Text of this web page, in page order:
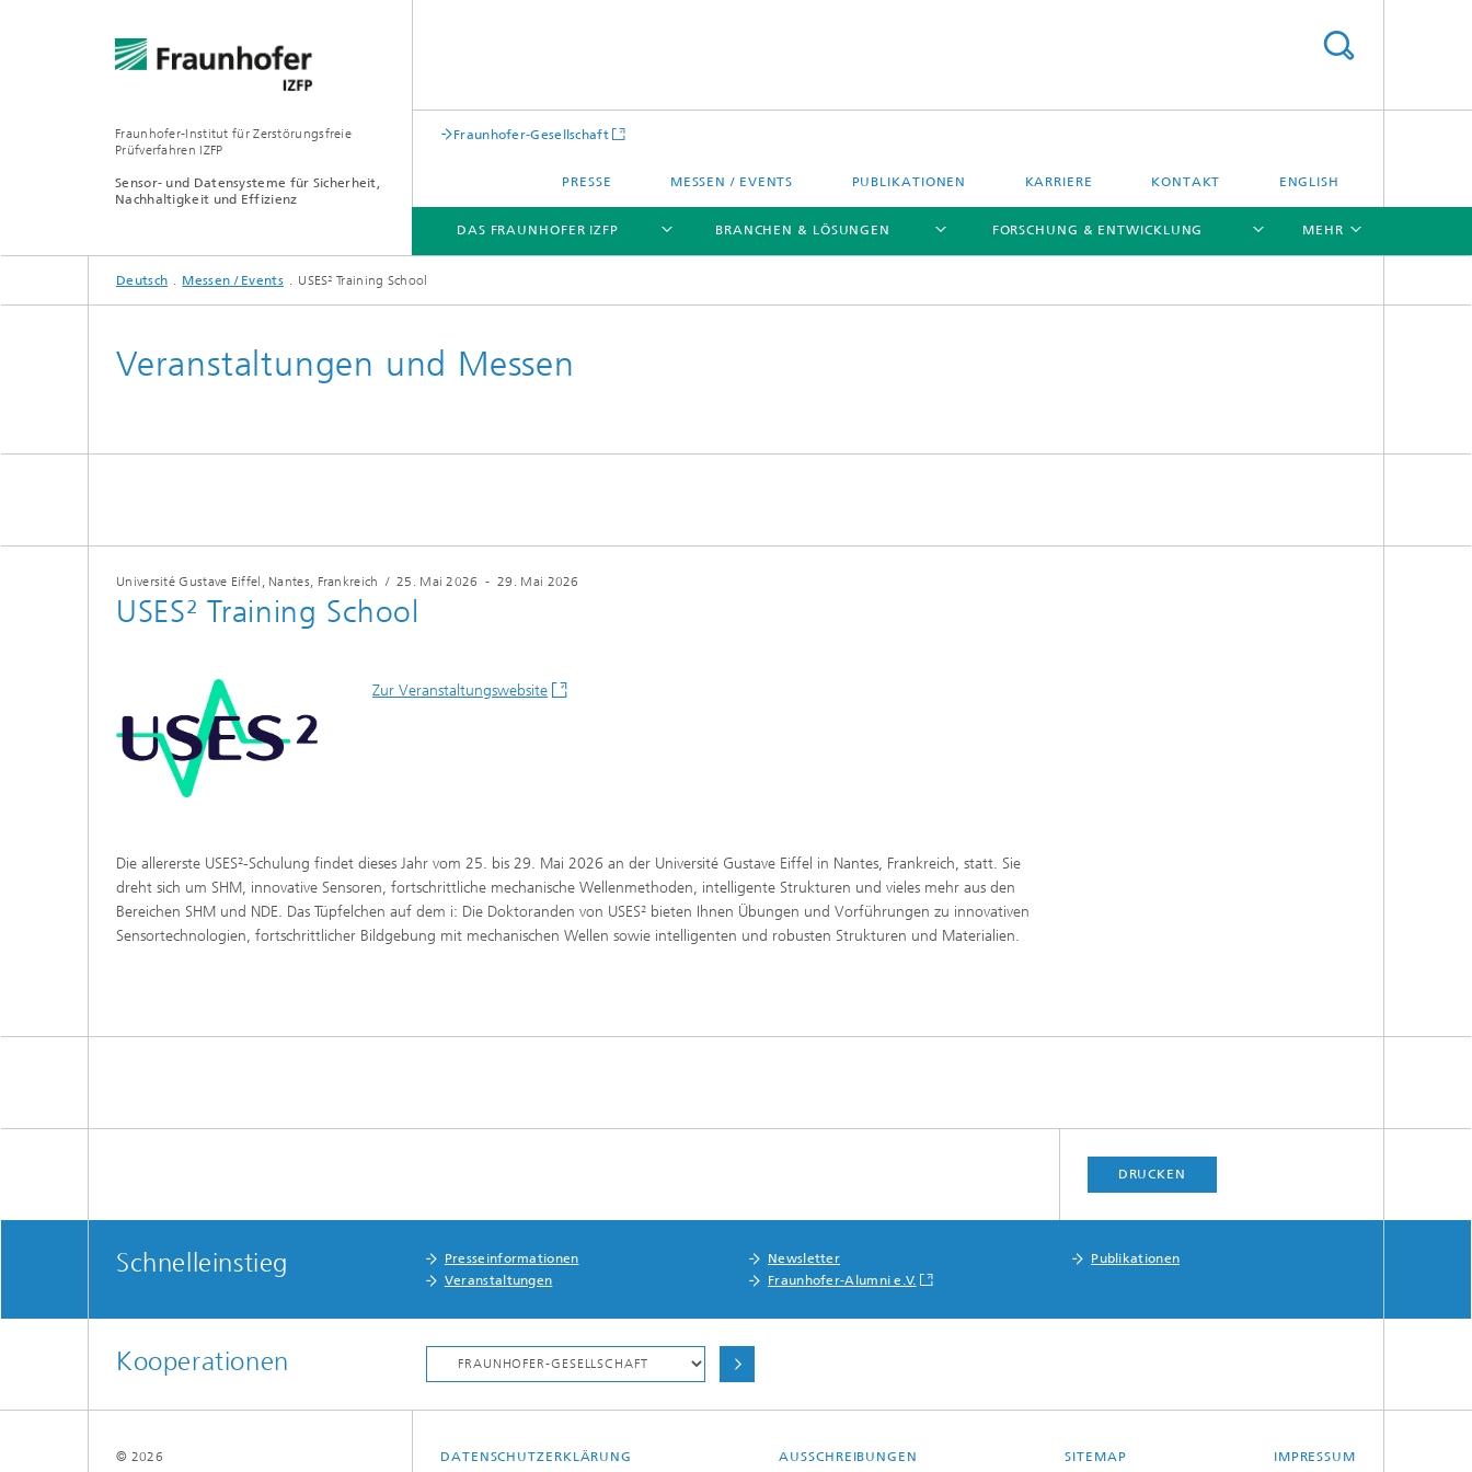
Fraunhofer-Institut für Zerstörungsfreie
Prüfverfahren IZFP
Sensor- und Datensysteme für Sicherheit,
Nachhaltigkeit und Effizienz
Fraunhofer-Gesellschaft
PRESSE MESSEN / EVENTS PUBLIKATIONEN KARRIERE KONTAKT ENGLISH
DAS FRAUNHOFER IZFP
DAS FRAUNHOFER IZFP
BRANCHEN & LÖSUNGEN
BRANCHEN & LÖSUNGEN
FORSCHUNG & ENTWICKLUNG
FORSCHUNG & ENTWICKLUNG
MEHR
Deutsch Messen / Events USES² Training School
Veranstaltungen und Messen
Université Gustave Eiffel, Nantes, Frankreich /25. Mai 2026 -29. Mai 2026
USES² Training School
Zur Veranstaltungswebsite
Die allererste USES²-Schulung findet dieses Jahr vom 25. bis 29. Mai 2026 an der Université Gustave Eiffel in Nantes, Frankreich, statt. Sie
dreht sich um SHM, innovative Sensoren, fortschrittliche mechanische Wellenmethoden, intelligente Strukturen und vieles mehr aus den
Bereichen SHM und NDE. Das Tüpfelchen auf dem i: Die Doktoranden von USES² bieten Ihnen Übungen und Vorführungen zu innovativen
Sensortechnologien, fortschrittlicher Bildgebung mit mechanischen Wellen sowie intelligenten und robusten Strukturen und Materialien.
DRUCKEN
Schnelleinstieg Presseinformationen Newsletter
Publikationen
Veranstaltungen
Fraunhofer-Alumni e.V.
Kooperationen
DATENSCHUTZERKLÄRUNG AUSSCHREIBUNGEN SITEMAP IMPRESSUM
© 2026